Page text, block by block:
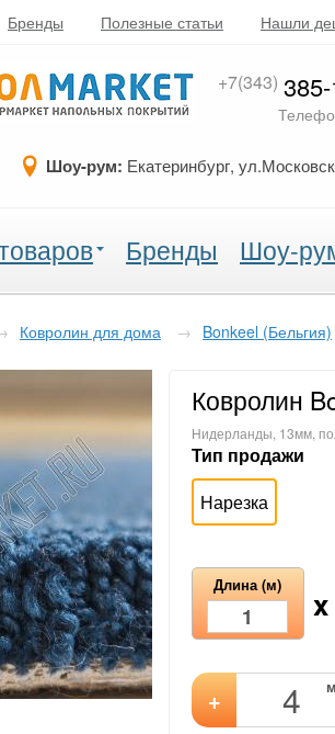
Бренды Полезные статьи Нашли
+7(343)
Шоу-рум: Екатеринбург,
Бренды Шоу-
Ковролин для дома → Bonkeel (Бельгия)
Ковролин
Нидерланды, 13мм,
Тип продажи
Нарезка
Длина (м) x
+ м